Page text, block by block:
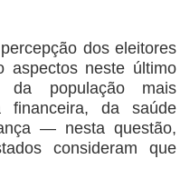
dos eleitores
aspectos neste último
da população mais
financeira, da saúde
— nesta questão,
consideram que